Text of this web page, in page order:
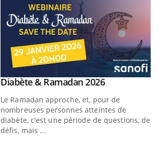
Youtube
Diabète & Ramadan 2026Youtube
Le Ramadan approche, et, pour de
nombreuses personnes atteintes de
diabète, c'est une période de questions, de
défis, mais ...
Youtube
Un « jumeau numérique » pour
préventive Youtube
Un établissement lié à un groupe
mutualiste innove en matière de bilan de